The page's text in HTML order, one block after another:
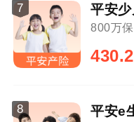
7 平安
800万
430.2
8 平安e